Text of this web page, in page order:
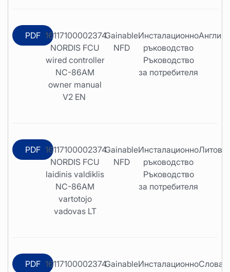
PDF 16117100002374
NORDIS FCU
wired controller
NC-86AM
owner manual
V2 EN
Gainable
NFD
Инсталационно
ръководство
Ръководство
за потребителя
PDF 16117100002374
NORDIS FCU
laidinis valdiklis
NC-86AM
vartotojo
vadovas LT
Gainable
NFD
Инсталационно
ръководство
Ръководство
за потребителя
PDF 16117100002374GainableИнсталационно